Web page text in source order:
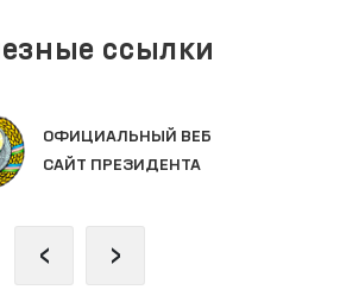
ссылки
ОФИЦИАЛЬНЫЙ ВЕБ
САЙТ ПРЕЗИДЕНТА
‹ ›